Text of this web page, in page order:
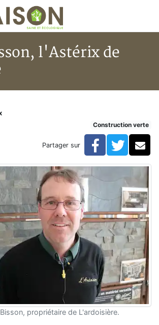
l'Astérix de
l'Astérix de
Construction verte
Partager sur Facebook
propriétaire de L'ardoisière.